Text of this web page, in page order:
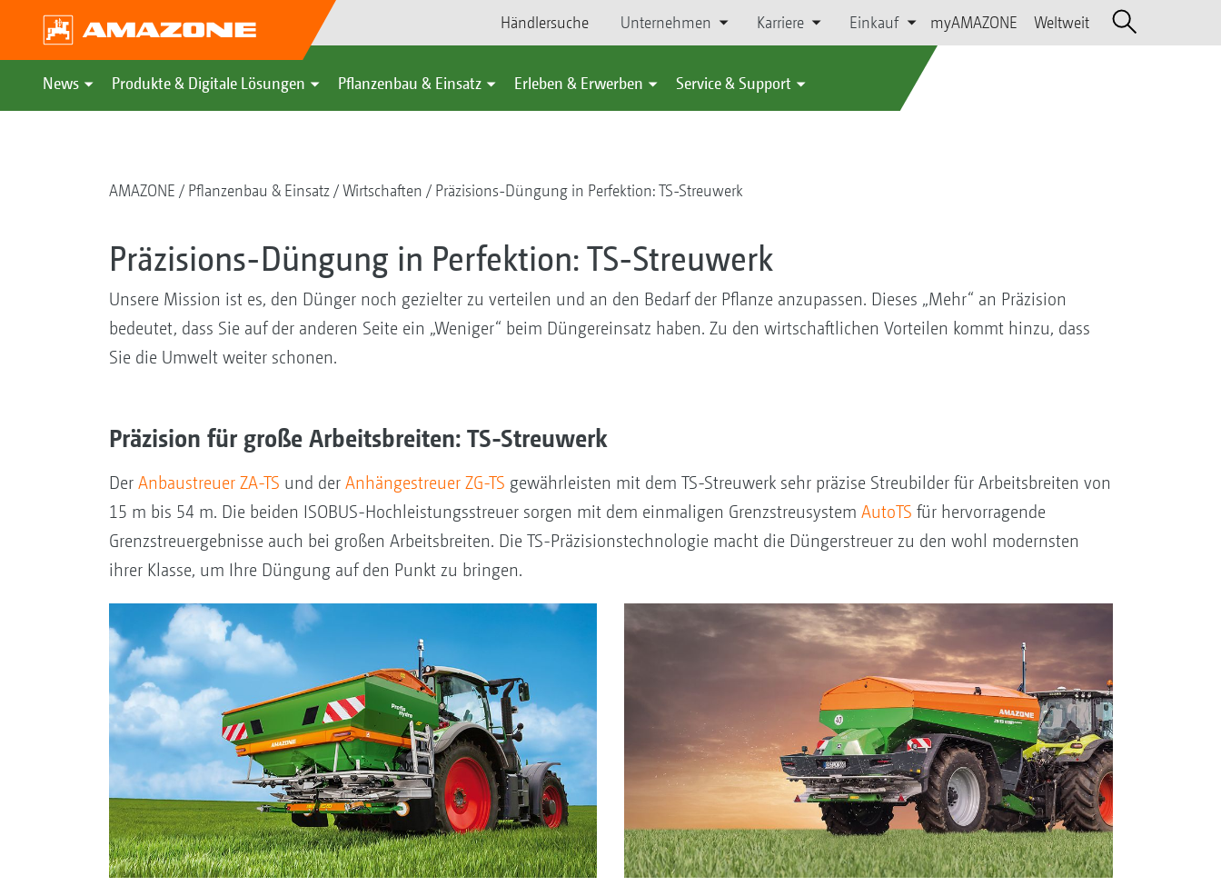
Händlersuche Unternehmen Karriere Einkauf myAMAZONE Weltweit
News Produkte & Digitale Lösungen Pflanzenbau & Einsatz Erleben & Erwerben Service & Support
AMAZONE Pflanzenbau & Einsatz Wirtschaften Präzisions-Düngung in Perfektion: TS-Streuwerk
Präzisions-Düngung in Perfektion: TS-Streuwerk
Unsere Mission ist es, den Dünger noch gezielter zu verteilen und an den Bedarf der Pflanze anzupassen. Dieses „Mehr“ an Präzision
bedeutet, dass Sie auf der anderen Seite ein „Weniger“ beim Düngereinsatz haben. Zu den wirtschaftlichen Vorteilen kommt hinzu, dass
Sie die Umwelt weiter schonen.
Präzision für große Arbeitsbreiten: TS-Streuwerk
Der Anbaustreuer ZA-TS und der Anhängestreuer ZG-TS gewährleisten mit dem TS-Streuwerk sehr präzise Streubilder für Arbeitsbreiten von
15 m bis 54 m. Die beiden ISOBUS-Hochleistungsstreuer sorgen mit dem einmaligen Grenzstreusystem AutoTS für hervorragende
Grenzstreuergebnisse auch bei großen Arbeitsbreiten. Die TS-Präzisionstechnologie macht die Düngerstreuer zu den wohl modernsten
ihrer Klasse, um Ihre Düngung auf den Punkt zu bringen.